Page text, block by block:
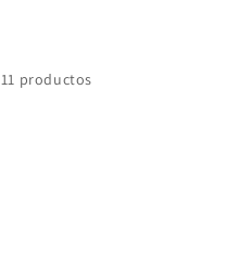
11 productos